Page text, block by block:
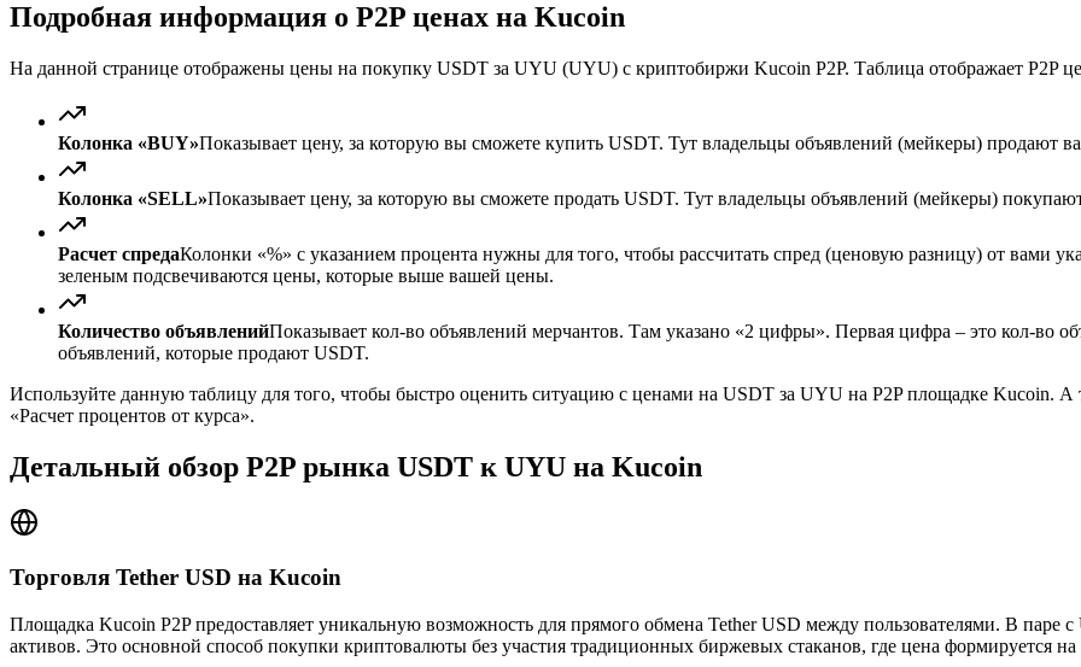
Подробная информация о P2P ценах на Kucoin
На данной странице отображены цены на покупку USDT за UYU (UYU) с криптобиржи Kucoin P2P. Таблица отображает P2P
Колонка «BUY»Показывает цену, за которую вы сможете купить USDT. Тут владельцы объявлений (мейкеры) продают
Колонка «SELL»Показывает цену, за которую вы сможете продать USDT. Тут владельцы объявлений (мейкеры)
Расчет спредаКолонки «%» с указанием процента нужны для того, чтобы рассчитать спред (ценовую разницу) от вами
зеленым подсвечиваются цены, которые выше вашей цены.
Количество объявленийПоказывает кол-во объявлений мерчантов. Там указано «2 цифры». Первая цифра – это кол-во
объявлений, которые продают USDT.
Используйте данную таблицу для того, чтобы быстро оценить ситуацию с ценами на USDT за UYU на P2P площадке Kucoin.
«Расчет процентов от курса».
Детальный обзор P2P рынка USDT к UYU на Kucoin
Торговля Tether USD на Kucoin
Площадка Kucoin P2P предоставляет уникальную возможность для прямого обмена Tether USD между пользователями. В
активов. Это основной способ покупки криптовалюты без участия традиционных биржевых стаканов, где цена формируется